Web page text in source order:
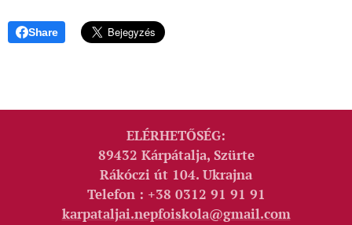
Share
ELÉRHETŐSÉG:
89432 Kárpátalja, Szürte
Rákóczi út 104. Ukrajna
Telefon : +38 0312 91 91 91
karpataljai.nepfoiskola@gmail.com